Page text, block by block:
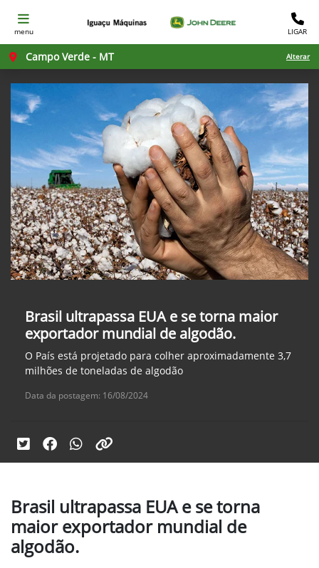
menu LIGAR
Campo Verde - MT Alterar
Brasil ultrapassa EUA e se torna maior
exportador mundial de algodão.
O País está projetado para colher aproximadamente 3,7
milhões de toneladas de algodão
Data da postagem: 16/08/2024
Brasil ultrapassa EUA e se torna
maior exportador mundial de
algodão.